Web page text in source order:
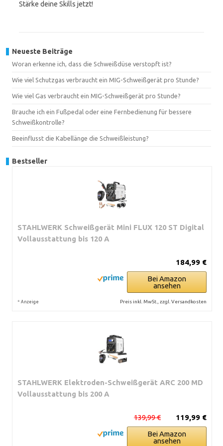
Stärke deine Skills jetzt!
Neueste Beiträge
Woran erkenne ich, dass die Schweißdüse verstopft ist?
Wie viel Schutzgas verbraucht ein MIG-Schweißgerät pro Stunde?
Wie viel Gas verbraucht ein MIG-Schweißgerät pro Stunde?
Brauche ich ein Fußpedal oder eine Fernbedienung für bessere
Schweißkontrolle?
Beeinflusst die Kabellänge die Schweißleistung?
Bestseller
STAHLWERK Schweißgerät Mini FLUX 120 ST Digital
Vollausstattung bis 120 A
184,99 €
Bei Amazon
ansehen
* Anzeige Preis inkl. MwSt., zzgl. Versandkosten
STAHLWERK Elektroden-Schweißgerät ARC 200 MD
Vollausstattung bis 200 A
119,99 €
139,99 €
Bei Amazon
ansehen